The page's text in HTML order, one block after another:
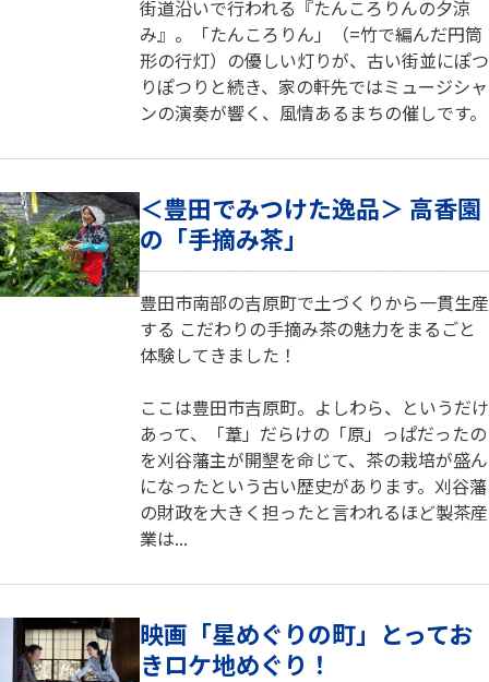
街道沿いで行われる『たんころりんの夕涼
み』。「たんころりん」（=竹で編んだ円筒
形の行灯）の優しい灯りが、古い街並にぽつ
りぽつりと続き、家の軒先ではミュージシャ
ンの演奏が響く、風情あるまちの催しです。
＜豊田でみつけた逸品＞ 高香園
の「手摘み茶」
豊田市南部の吉原町で土づくりから一貫生産
する こだわりの手摘み茶の魅力をまるごと
体験してきました！
ここは豊田市吉原町。よしわら、というだけ
あって、「葦」だらけの「原」っぱだったの
を刈谷藩主が開墾を命じて、茶の栽培が盛ん
になったという古い歴史があります。刈谷藩
の財政を大きく担ったと言われるほど製茶産
業は...
映画「星めぐりの町」とってお
きロケ地めぐり！